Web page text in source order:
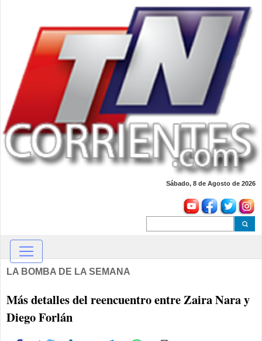
Sábado, 8 de Agosto de 2026
LA BOMBA DE LA SEMANA
Más detalles del reencuentro entre Zaira Nara y
Diego Forlán